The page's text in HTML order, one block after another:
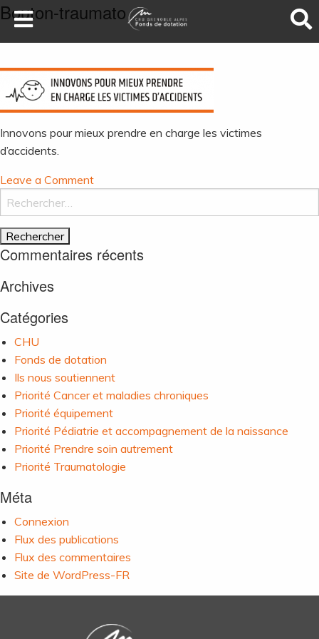
DEVENEZ MÉCÈNES
NOS PROJETS
ILS NOUS SOUTIENNENT
FAIRE UN DON
Bouton-traumato
Innovons pour mieux prendre en charge les victimes
d’accidents.
Leave a Commenton
traumato
Rechercher :
Commentaires récents
Archives
Catégories
CHU
Fonds de dotation
Ils nous soutiennent
Priorité Cancer et maladies chroniques
Priorité équipement
Priorité Pédiatrie et accompagnement de la naissance
Priorité Prendre soin autrement
Priorité Traumatologie
Méta
Connexion
Flux des publications
Flux des commentaires
Site de WordPress-FR